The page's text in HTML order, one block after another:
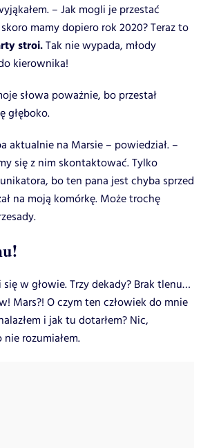
– Jak mogli je przestać
mamy dopiero rok 2020? Teraz to
stroi.Tak nie wypada, młody
kierownika!
słowa poważnie, bo przestał
głęboko.
aktualnie na Marsie – powiedział. –
się z nim skontaktować. Tylko
bo ten pana jest chyba sprzed
na moją komórkę. Może trochę
się w głowie. Trzy dekady? Brak tlenu…
Mars?! O czym ten człowiek do mnie
i jak tu dotarłem? Nic,
rozumiałem.